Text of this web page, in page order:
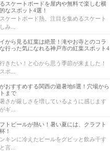
スケートボードを屋内や無料で楽しむ横
なスポット4選！
ケートボード熱。注目を集めるスケート
み...
から見る紅葉は絶景！滝やお寺とのコラ
行った気になれる神戸市の紅葉スポット4
きたい！と心から思う季節が来ました！
ポ...
おすすめする関西の避暑地6選！穴場から
まで
さが厳しさを増しているように感じます
ギ...
トビールが熱い！暑い夏には、クラフト
！
キンに冷えたビールをグビッと飲み干す
言...